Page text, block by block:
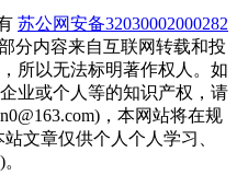
苏公网安备32030002000282
分内容来自互联网转载和投
所以无法标明著作权人。如
业或个人等的知识产权，请
，本网站将在规
文章仅供个人个人学习、